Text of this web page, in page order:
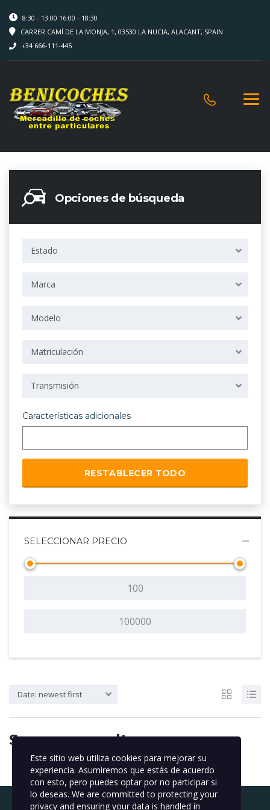
8:30 - 13:00 16:00 - 18:30
CARRER CAMÍ DE LA MONJA, 1, 03530 LA NUCIA, ALACANT, SPAIN
+34 666-111-445
Opciones de búsqueda
Estado
Marca
Modelo
Matriculación
Transmisión
Características adicionales
RESTABLECER TODO
SELECCIONAR PRECIO
Date: newest first
Sorry, no results
Buscar:
Este sitio web utiliza cookies para mejorar su
experiencia. Asumiremos que estás de acuerdo
con esto, pero puedes optar por no participar si
lo deseas. We are committed to protecting your
privacy and ensuring your data is handled in